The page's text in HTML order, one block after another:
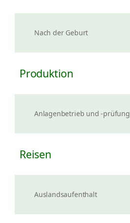
Nach der Geburt
Produktion
Anlagenbetrieb und -prüfung
Reisen
Auslandsaufenthalt